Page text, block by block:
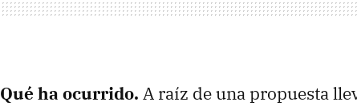
Qué ha ocurrido. A raíz de una propuesta